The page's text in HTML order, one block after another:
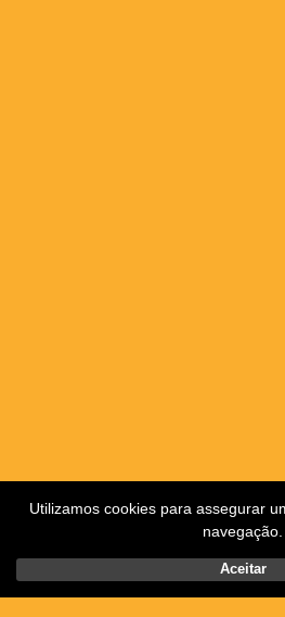
Utilizamos cookies para assegurar
navegação.
Aceitar